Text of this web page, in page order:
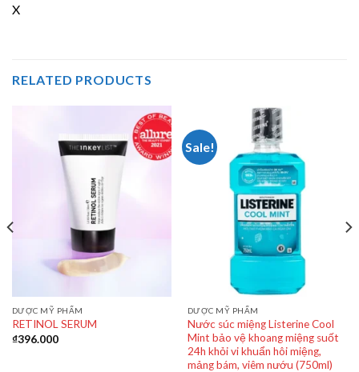
X
RELATED PRODUCTS
DƯỢC MỸ PHẨM
RETINOL SERUM
₫396.000
Sale!
DƯỢC MỸ PHẨM
Nước súc miệng Listerine Cool
Mint bảo vệ khoang miệng suốt
24h khỏi vi khuẩn hôi miệng,
mảng bám, viêm nướu (750ml)